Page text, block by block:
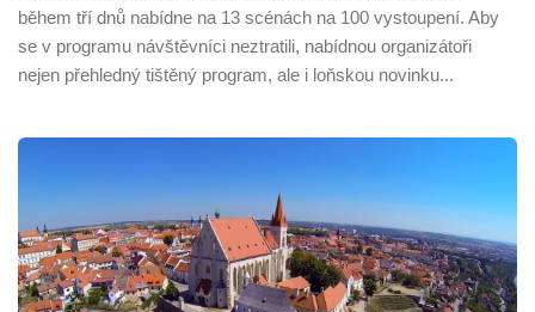
během tří dnů nabídne na 13 scénách na 100 vystoupení. Aby
se v programu návštěvníci neztratili, nabídnou organizátoři
nejen přehledný tištěný program, ale i loňskou novinku...